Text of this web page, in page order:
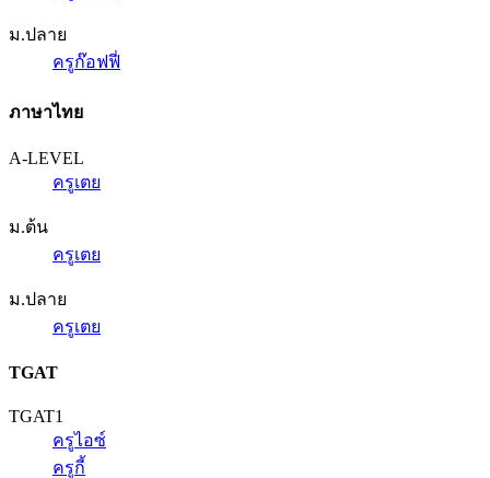
ม.ปลาย
ครูก๊อฟฟี่
ภาษาไทย
A-LEVEL
ครูเตย
ม.ต้น
ครูเตย
ม.ปลาย
ครูเตย
TGAT
TGAT1
ครูไอซ์
ครูกี้